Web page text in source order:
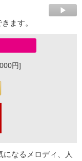
ます。
円]
になるメロディ、人